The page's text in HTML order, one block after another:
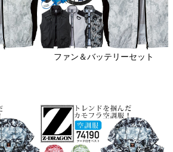
ファン＆バッテリーセット